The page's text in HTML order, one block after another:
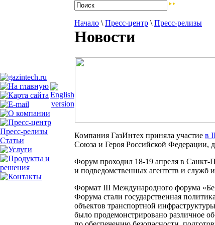
Пресс-релизы
Статьи
Начало \ Пресс-центр \ Пресс-релизы
Новости
Компания ГазИнтех приняла участие в
Союза и Героя Российской Федерации,
Форум проходил 18-19 апреля в
и подведомственных агентств и служб
Формат III Международного форума
Форума стали государственная
объектов транспортной
было продемонстрировано различное